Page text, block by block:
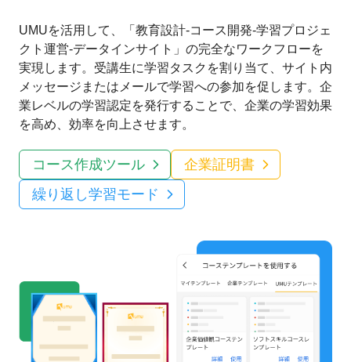
UMUを活用して、「教育設計-コース開発-学習プロジェ
クト運営-データインサイト」の完全なワークフローを
実現します。受講生に学習タスクを割り当て、サイト内
メッセージまたはメールで学習への参加を促します。企
業レベルの学習認定を発行することで、企業の学習効果
を高め、効率を向上させます。
コース作成ツール
企業証明書
繰り返し学習モード